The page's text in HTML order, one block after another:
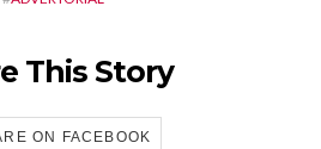
This Story
ON FACEBOOK